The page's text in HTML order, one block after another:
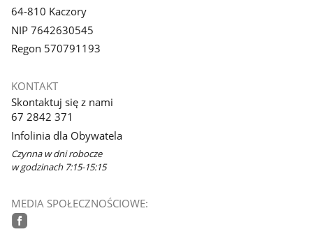
64-810 Kaczory
NIP 7642630545
Regon 570791193
KONTAKT
Skontaktuj się z nami
67 2842 371
Infolinia dla Obywatela
Czynna w dni robocze
w godzinach 7:15-15:15
MEDIA SPOŁECZNOŚCIOWE: